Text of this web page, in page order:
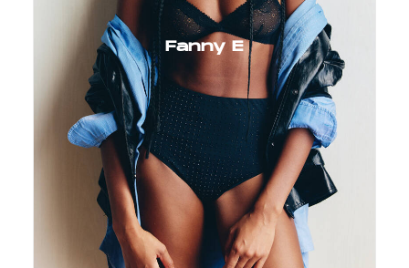
Fanny E